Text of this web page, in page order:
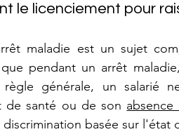
le licenciement pour
maladie est un sujet
pendant un arrêt
générale, un salarié
de santé ou de son
basée sur l'état